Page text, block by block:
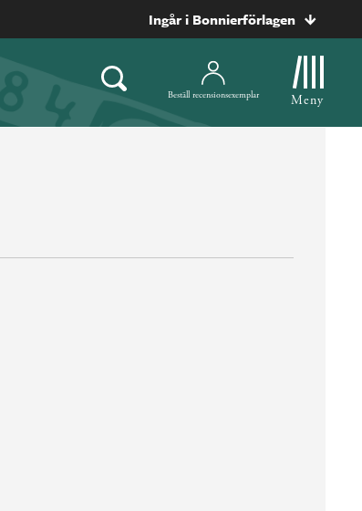
Ingår i Bonnierförlagen
Beställ recensionsexemplar Meny